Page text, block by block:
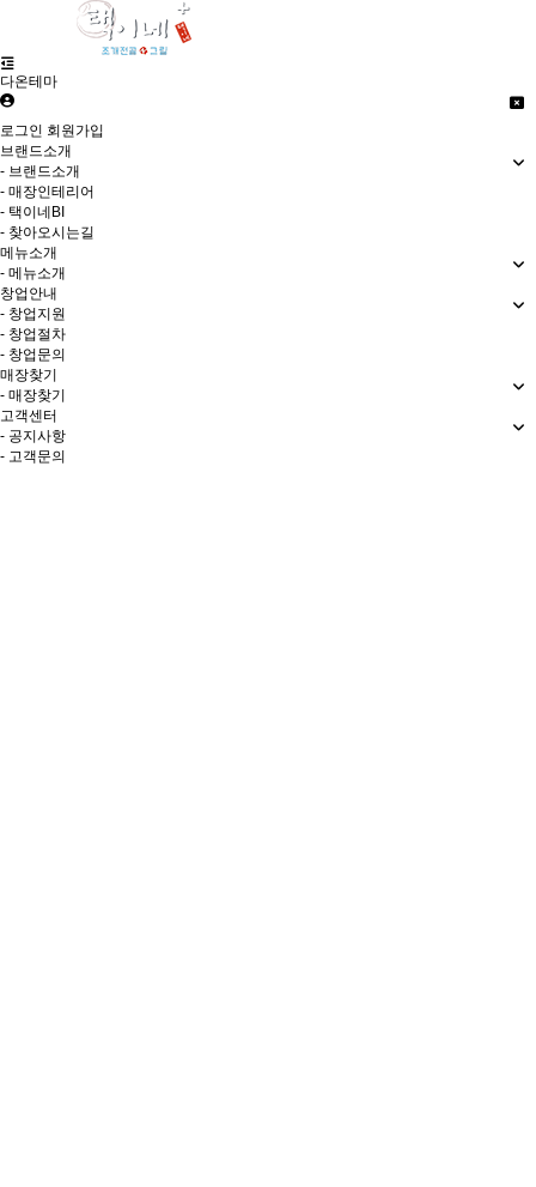
다온테마
로그인 회원가입
브랜드소개
- 브랜드소개
- 매장인테리어
- 택이네BI
- 찾아오시는길
메뉴소개
- 메뉴소개
창업안내
- 창업지원
- 창업절차
- 창업문의
매장찾기
- 매장찾기
고객센터
- 공지사항
- 고객문의